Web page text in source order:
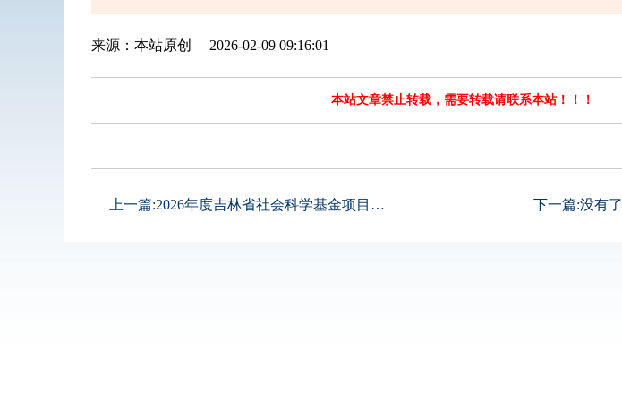
来源：本站原创 2026-02-09 09:16:01
本站文章禁止转载，需要转载请联系本站！！！
上一篇:2026年度吉林省社会科学基金项目申报... 下一篇:没有了